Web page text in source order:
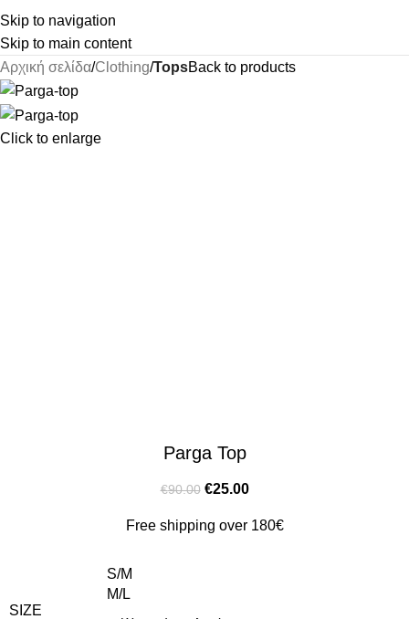
Skip to navigation
Skip to main content
Αρχική σελίδα Clothing TopsBack to products
Click to enlarge
Parga Top
€90.00 €25.00
Free shipping over 180€
SIZE
S/M
M/L